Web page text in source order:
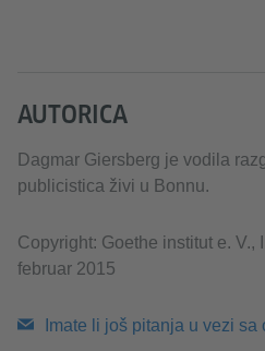
AUTORICA
Dagmar Giersberg je vodila
publicistica živi u Bonnu.
Copyright: Goethe institut e. V.,
februar 2015
Imate li još pitanja u vezi